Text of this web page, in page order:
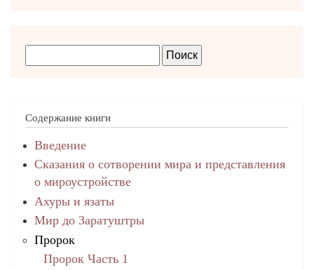
Содержание книги
Введение
Сказания о сотворении мира и представления
о мироустройстве
Ахуры и язаты
Мир до Заратуштры
Пророк
Пророк Часть 1